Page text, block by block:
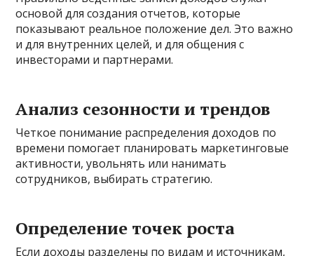
основой для создания отчетов, которые
показывают реальное положение дел. Это важно
и для внутренних целей, и для общения с
инвесторами и партнерами.
Анализ сезонности и трендов
Четкое понимание распределения доходов по
времени помогает планировать маркетинговые
активности, увольнять или нанимать
сотрудников, выбирать стратегию.
Определение точек роста
Если доходы разделены по видам и источникам,